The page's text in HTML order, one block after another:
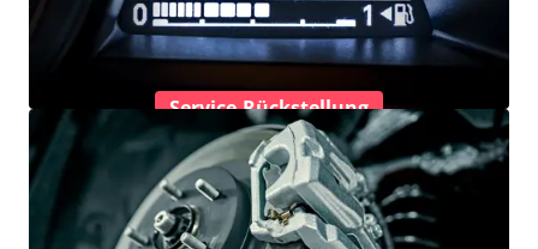
Service-Rückstellung